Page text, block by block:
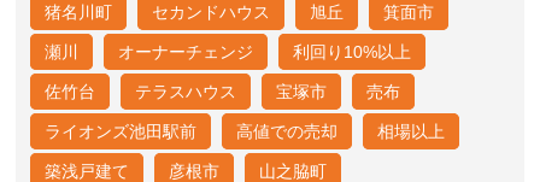
猪名川町 セカンドハウス 旭丘 箕面市
瀬川 オーナーチェンジ 利回り10%以上
佐竹台 テラスハウス 宝塚市 売布
ライオンズ池田駅前 高値での売却 相場以上
築浅戸建て 彦根市 山之脇町